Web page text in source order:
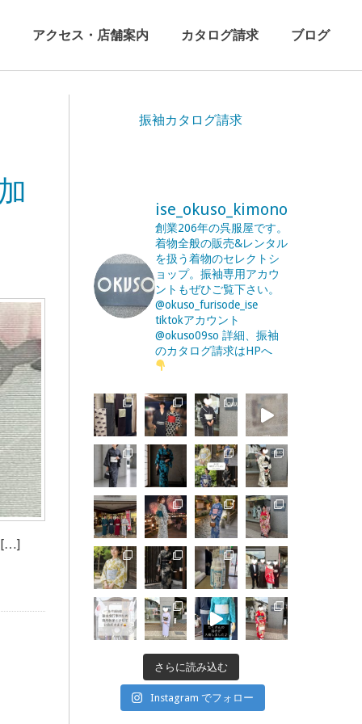
アクセス・店舗案内 カタログ請求 ブログ
[…]
振袖カタログ請求
ise_okuso_kimono
創業206年の呉服屋です。
着物全般の販売&レンタル
を扱う着物のセレクトシ
ョップ。振袖専用アカウ
ントもぜひご覧下さい。
@okuso_furisode_ise
tiktokアカウント
@okuso09so 詳細、振袖
のカタログ請求はHPへ
さらに読み込む
Instagram でフォロー